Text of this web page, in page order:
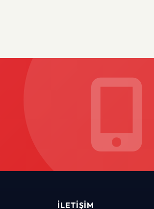
İLETIŞIM